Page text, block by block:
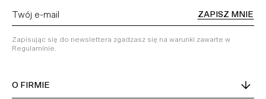
ZAPISZ MNIE
Zapisując się do newslettera zgadzasz się na warunki zawarte w
Regulaminie.
O FIRMIE